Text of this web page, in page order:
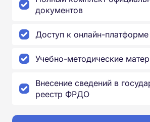
документов
Доступ к онлайн-
Учебно-методические
Внесение сведений в
реестр ФРДО